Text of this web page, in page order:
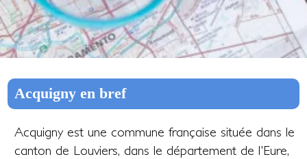
Acquigny en bref
Acquigny est une commune française située dans le
canton de Louviers, dans le département de l'Eure,